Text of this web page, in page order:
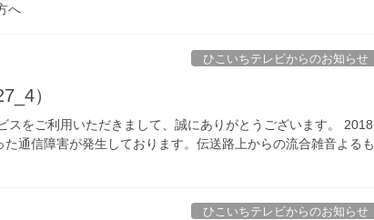
へ
ひこいちテレビからのお知らせ
）
スをご利用いただきまして、誠にありがとうございます。 2018
通信障害が発生しております。伝送路上からの流合雑音よるも
ひこいちテレビからのお知らせ